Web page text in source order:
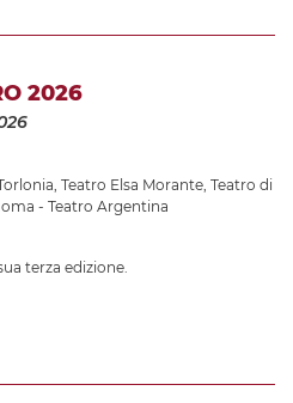
2026
, Teatro Elsa Morante, Teatro di
- Teatro Argentina
terza edizione.